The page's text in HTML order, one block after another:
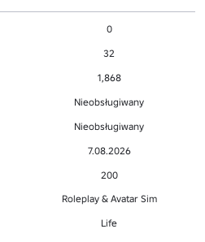
0
32
1,868
Nieobsługiwany
Nieobsługiwany
7.08.2026
200
Roleplay & Avatar Sim
Life